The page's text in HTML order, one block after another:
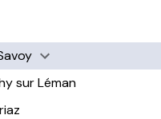
sur Léman